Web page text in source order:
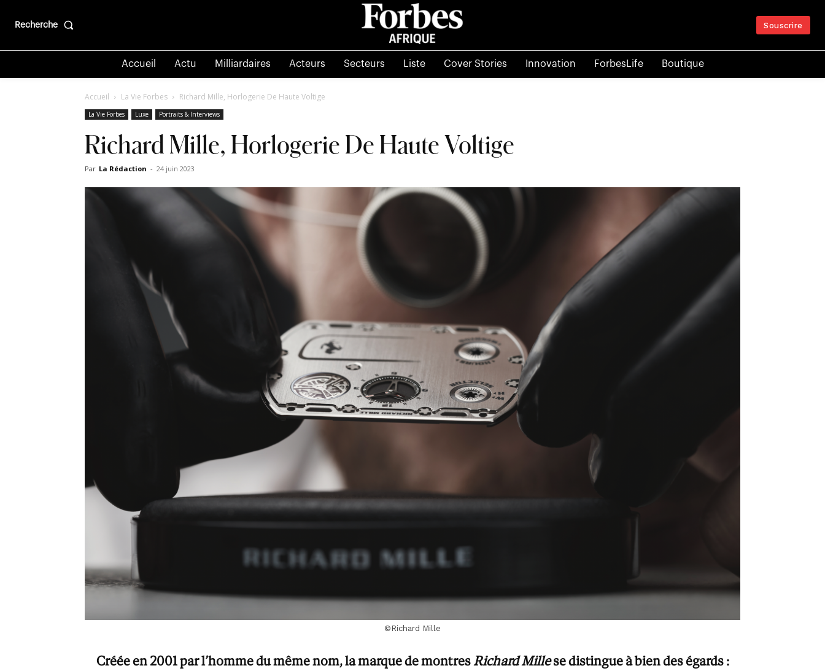
Recherche Souscrire
Accueil Actu Milliardaires Acteurs Secteurs Liste Cover Stories Innovation ForbesLife Boutique
Accueil La Vie Forbes Richard Mille, Horlogerie De Haute Voltige
La Vie Forbes Luxe Portraits & Interviews
Richard Mille, Horlogerie De Haute Voltige
Par La Rédaction - 24 juin 2023
©Richard Mille
Créée en 2001 par l’homme du même nom, la marque de montresRichard Millese distingue à bien des égards :